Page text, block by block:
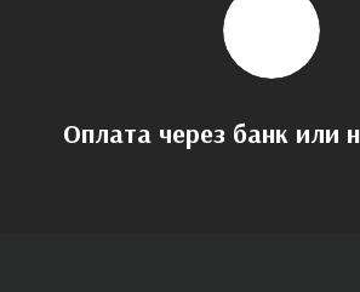
Оплата через банк или